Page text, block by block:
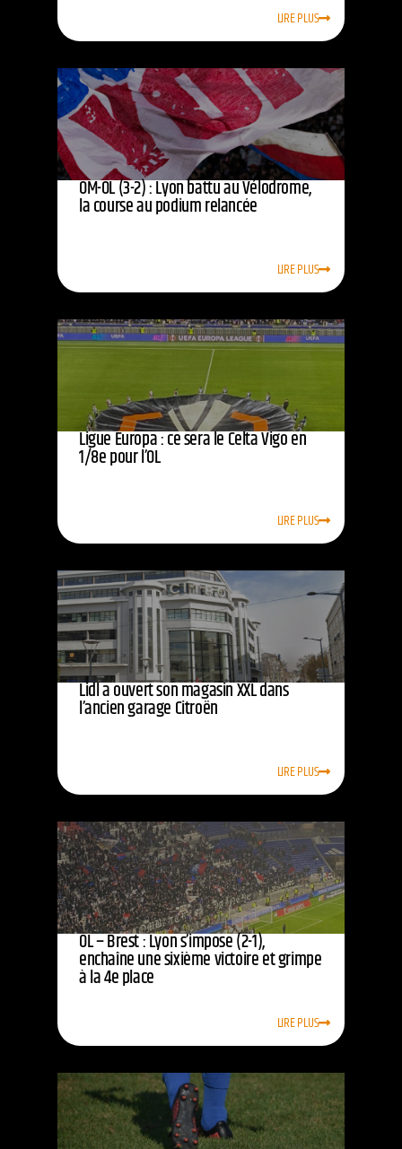
LIRE PLUS
OM-OL (3-2) : Lyon battu au Vélodrome,
la course au podium relancée
LIRE PLUS
Ligue Europa : ce sera le Celta Vigo en
1/8e pour l’OL
LIRE PLUS
Lidl a ouvert son magasin XXL dans
l’ancien garage Citroën
LIRE PLUS
OL – Brest : Lyon s’impose (2-1),
enchaîne une sixième victoire et grimpe
à la 4e place
LIRE PLUS